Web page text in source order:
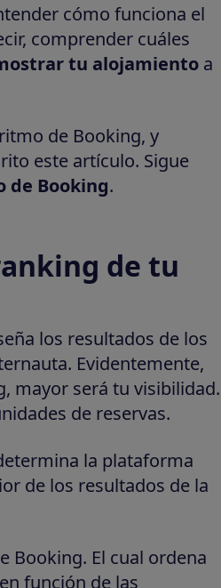
cómo funciona el
comprender cuáles
tu alojamiento a
de Booking, y
este artículo. Sigue
de Booking.
de tu
los resultados de los
Evidentemente,
mayor será tu visibilidad.
de reservas.
la plataforma
de los resultados de la
Booking. El cual ordena
función de las